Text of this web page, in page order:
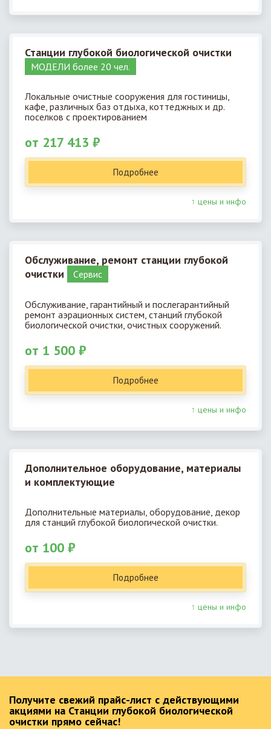
Станции глубокой биологической очистки
МОДЕЛИ более 20 чел.
Локальные очистные сооружения для гостиницы,
кафе, различных баз отдыха, коттеджных и др.
поселков с проектированием
от 217 413 ₽
Подробнее
↑ цены и инфо
Обслуживание, ремонт станции глубокой
очистки
Cервис
Обслуживание, гарантийный и послегарантийный
ремонт аэрационных систем, станций глубокой
биологической очистки, очистных сооружений.
от 1 500 ₽
Подробнее
↑ цены и инфо
Дополнительное оборудование, материалы
и комплектующие
Дополнительные материалы, оборудование, декор
для станций глубокой биологической очистки.
от 100 ₽
Подробнее
↑ цены и инфо
Получите свежий прайс-лист с действующими
акциями на Станции глубокой биологической
очистки прямо сейчас!